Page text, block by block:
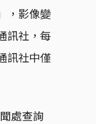
，影像變
訊社，每
訊社中僅
處查詢